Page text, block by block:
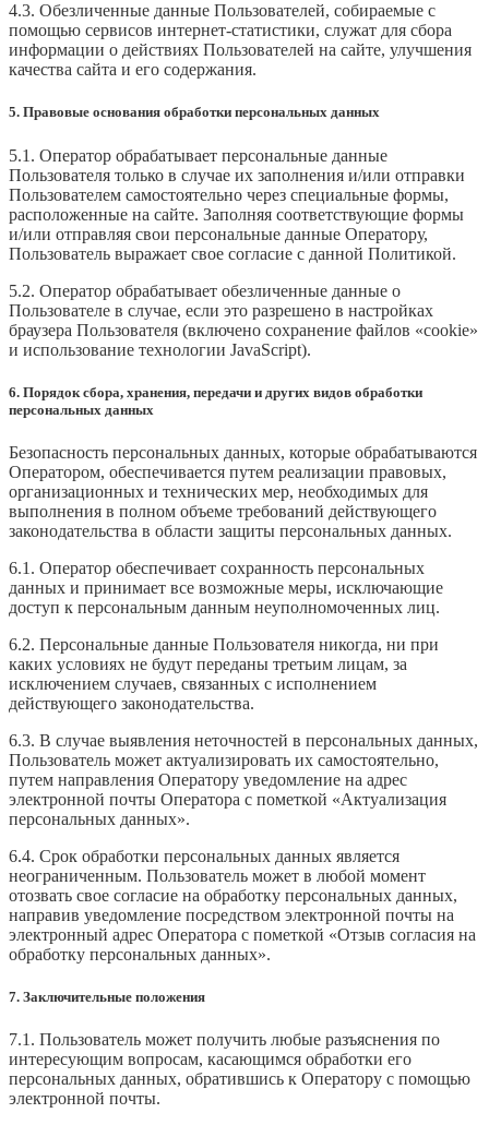
4.3. Обезличенные данные Пользователей, собираемые с
помощью сервисов интернет-статистики, служат для сбора
информации о действиях Пользователей на сайте, улучшения
качества сайта и его содержания.
5. Правовые основания обработки персональных данных
5.1. Оператор обрабатывает персональные данные
Пользователя только в случае их заполнения и/или отправки
Пользователем самостоятельно через специальные формы,
расположенные на сайте. Заполняя соответствующие формы
и/или отправляя свои персональные данные Оператору,
Пользователь выражает свое согласие с данной Политикой.
5.2. Оператор обрабатывает обезличенные данные о
Пользователе в случае, если это разрешено в настройках
браузера Пользователя (включено сохранение файлов «cookie»
и использование технологии JavaScript).
6. Порядок сбора, хранения, передачи и других видов обработки
персональных данных
Безопасность персональных данных, которые обрабатываются
Оператором, обеспечивается путем реализации правовых,
организационных и технических мер, необходимых для
выполнения в полном объеме требований действующего
законодательства в области защиты персональных данных.
6.1. Оператор обеспечивает сохранность персональных
данных и принимает все возможные меры, исключающие
доступ к персональным данным неуполномоченных лиц.
6.2. Персональные данные Пользователя никогда, ни при
каких условиях не будут переданы третьим лицам, за
исключением случаев, связанных с исполнением
действующего законодательства.
6.3. В случае выявления неточностей в персональных данных,
Пользователь может актуализировать их самостоятельно,
путем направления Оператору уведомление на адрес
электронной почты Оператора с пометкой «Актуализация
персональных данных».
6.4. Срок обработки персональных данных является
неограниченным. Пользователь может в любой момент
отозвать свое согласие на обработку персональных данных,
направив уведомление посредством электронной почты на
электронный адрес Оператора с пометкой «Отзыв согласия на
обработку персональных данных».
7. Заключительные положения
7.1. Пользователь может получить любые разъяснения по
интересующим вопросам, касающимся обработки его
персональных данных, обратившись к Оператору с помощью
электронной почты.